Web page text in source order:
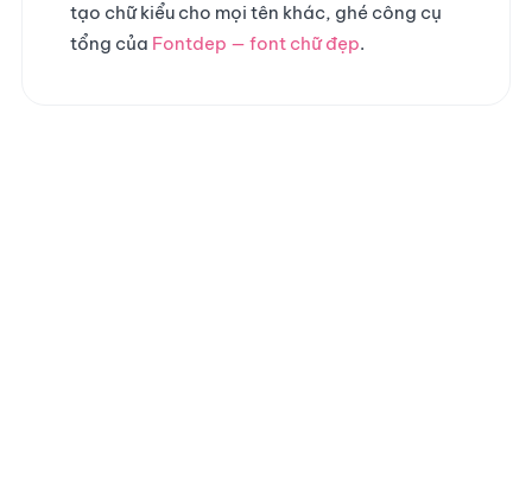
tạo chữ kiểu cho mọi tên khác, ghé công cụ
tổng của Fontdep — font chữ đẹp.